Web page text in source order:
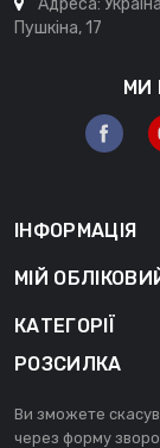
Пушкіна, 17
МИ
ІНФОРМАЦІЯ
МІЙ
КАТЕГОРІЇ
РОЗСИЛКА
Ви зможете
через форму